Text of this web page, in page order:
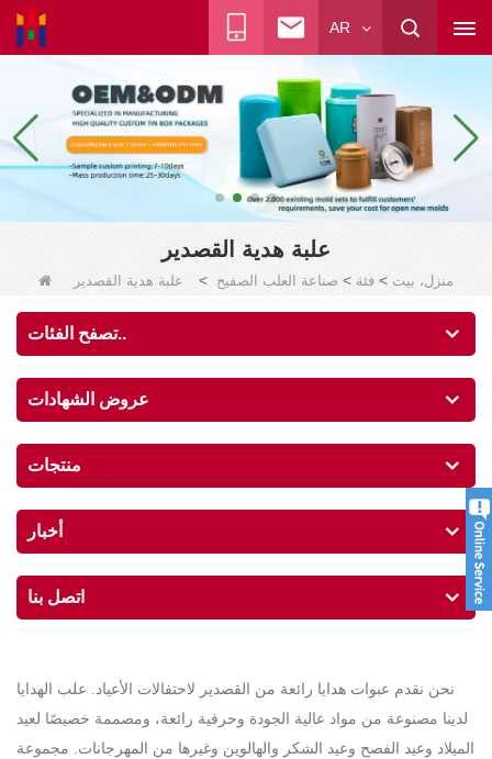
AR
علبة هدية القصدير
منزل، بيت > فئة > صناعة العلب الصفيح > علبة هدية القصدير
تصفح الفئات..
عروض الشهادات
منتجات
أخبار
اتصل بنا
نحن نقدم عبوات هدايا رائعة من القصدير لاحتفالات الأعياد. علب الهدايا
لدينا مصنوعة من مواد عالية الجودة وحرفية رائعة، ومصممة خصيصًا لعيد
الميلاد وعيد الفصح وعيد الشكر والهالوين وغيرها من المهرجانات. مجموعة